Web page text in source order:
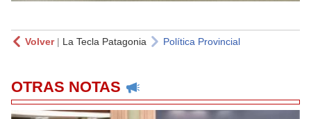
Volver| La Tecla Patagonia Política Provincial
OTRAS NOTAS